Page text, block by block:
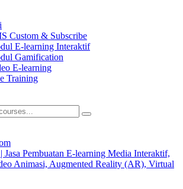
Custom & Subscribe
E-learning Interaktif
Gamification
E-learning
Training
& LMS Anda Semakin
Tim Elearning4id